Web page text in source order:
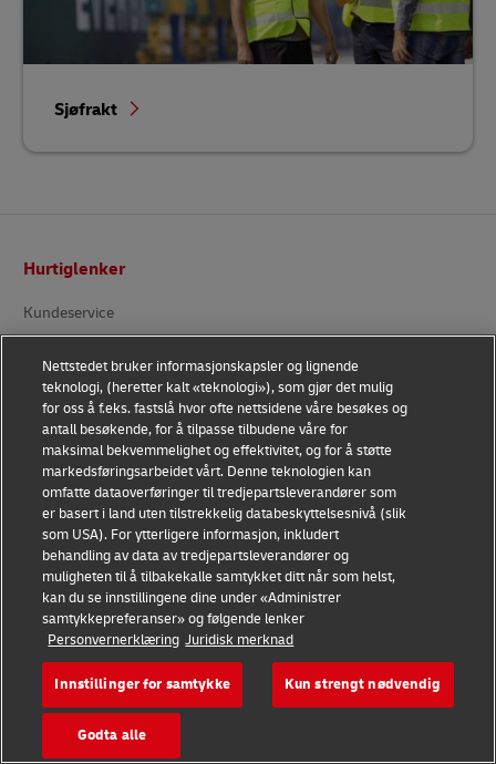
Sjøfrakt
Hurtiglenker
Kundeservice
Utviklerportal
Få et tilbud
DHL for bedrifter
Våre avdelinger
DHL Express
DHL Global Forwarding
DHL Freight
DHL eCommerce
Nettstedet bruker informasjonskapsler og lignende
teknologi, (heretter kalt «teknologi»), som gjør det mulig
for oss å f.eks. fastslå hvor ofte nettsidene våre besøkes og
antall besøkende, for å tilpasse tilbudene våre for
maksimal bekvemmelighet og effektivitet, og for å støtte
markedsføringsarbeidet vårt. Denne teknologien kan
omfatte dataoverføringer til tredjepartsleverandører som
er basert i land uten tilstrekkelig databeskyttelsesnivå (slik
som USA). For ytterligere informasjon, inkludert
behandling av data av tredjepartsleverandører og
muligheten til å tilbakekalle samtykket ditt når som helst,
kan du se innstillingene dine under «Administrer
samtykkepreferanser» og følgende lenker
Personvernerklæring Juridisk merknad
Innstillinger for samtykke Kun strengt nødvendig
Godta alle